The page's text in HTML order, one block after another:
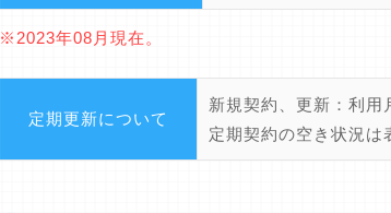
※2023年08月現在。
定期更新について
新規契約、更新：利用
定期契約の空き状況